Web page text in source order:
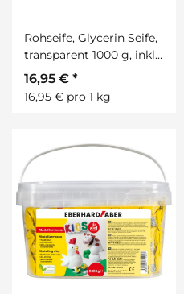
Rohseife, Glycerin Seife,
transparent 1000 g, inkl.
Anleitung
16,95 € *
16,95 € pro 1 kg